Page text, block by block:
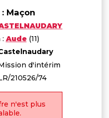
Maçon
Aude(11)
d'intérim
210526/74
n'est plus